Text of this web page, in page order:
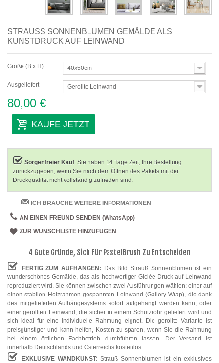
STRAUSS SONNENBLUMEN GEMÄLDE ALS K
UNSTDRUCK AUF LEINWAND
Größe (B x H) 40x50cm
Ausgeliefert Gerollte Leinwand
80,00 €
KAUFE JETZT
Sorgenfreier Kauf: Sie haben 14 Tage Zeit, Ihre Bestellung
zurückzugeben, wenn Sie nach dem Öffnen des Pakets mit der
Druckqualität nicht vollständig zufrieden sind.
ICH BRAUCHE WEITERE INFORMATIONEN
AN EINEN FREUND SENDEN (WhatsApp)
ZUR WUNSCHLISTE HINZUFÜGEN
4 Gute Gründe, Sich Für PastelBrush Zu Entscheiden
FERTIG ZUM AUFHÄNGEN:
Das Bild Strauß Sonnenblumen ist ein
wunderschönes Gemälde, das als hochwertiger Giclée-Druck auf Leinwand
reproduziert wird. Sie können zwischen zwei Ausführungen wählen: einer auf
einen stabilen Holzrahmen gespannten Leinwand (Gallery Wrap), die dank
des mitgelieferten Aufhängesystems sofort aufgehängt werden kann, oder
einer gerollten Leinwand, die sicher in einem Schutzrohr geliefert wird und
sich ideal für eine individuelle Rahmung eignet. Die gerollte Variante ist
preisgünstiger und kann helfen, Kosten zu sparen, wenn Sie die Rahmung
bei einem örtlichen Fachbetrieb durchführen lassen. Der Versand ist
innerhalb Deutschlands und Österreichs kostenlos.
EXKLUSIVE WANDKUNST:Strauß Sonnenblumen ist ein exklusives